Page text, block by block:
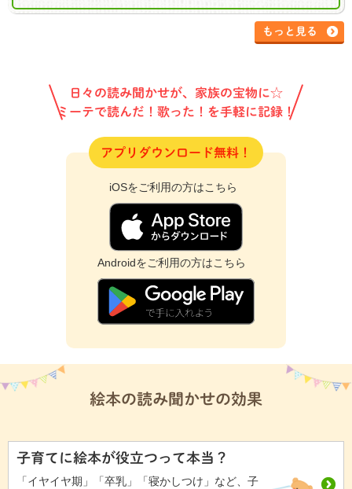
もっと見る
日々の読み聞かせが、家族の宝物に☆
ミーテで読んだ！歌った！を手軽に記録！
アプリダウンロード無料！
iOSをご利用の方はこちら
Androidをご利用の方はこちら
絵本の読み聞かせの効果
子育てに絵本が役立つって本当？
「イヤイヤ期」「卒乳」「寝かしつけ」など、子